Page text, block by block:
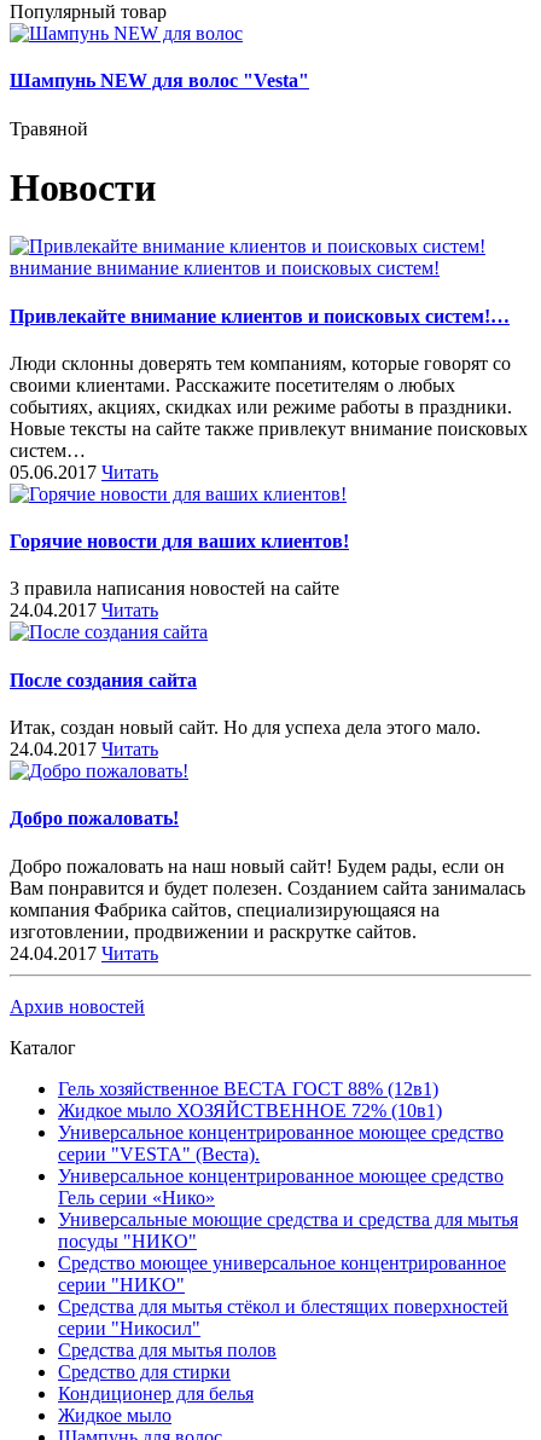
Популярный товар
Шампунь NEW для волос "Vesta"
Травяной
Новости
Привлекайте внимание клиентов и поисковых систем!…
Люди склонны доверять тем компаниям, которые говорят со
своими клиентами. Расскажите посетителям о любых
событиях, акциях, скидках или режиме работы в праздники.
Новые тексты на сайте также привлекут внимание поисковых
систем…
05.06.2017 Читать
Горячие новости для ваших клиентов!
3 правила написания новостей на сайте
24.04.2017 Читать
После создания сайта
Итак, создан новый сайт. Но для успеха дела этого мало.
24.04.2017 Читать
Добро пожаловать!
Добро пожаловать на наш новый сайт! Будем рады, если он
Вам понравится и будет полезен. Созданием сайта занималась
компания Фабрика сайтов, специализирующаяся на
изготовлении, продвижении и раскрутке сайтов.
24.04.2017 Читать
Архив новостей
Каталог
Гель хозяйственное ВЕСТА ГОСТ 88% (12в1)
Жидкое мыло ХОЗЯЙСТВЕННОЕ 72% (10в1)
Универсальное концентрированное моющее средство
серии "VESTA" (Веста).
Универсальное концентрированное моющее средство
Гель серии «Нико»
Универсальные моющие средства и средства для мытья
посуды "НИКО"
Средство моющее универсальное концентрированное
серии "НИКО"
Средства для мытья стёкол и блестящих поверхностей
серии "Никосил"
Средства для мытья полов
Средство для стирки
Кондиционер для белья
Жидкое мыло